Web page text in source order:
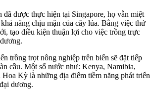
đã được thực hiện tại Singapore, họ vẫn miệt
năng chịu mặn của cây lúa. Bằng việc thử
tạo điều kiện thuận lợi cho việc trồng trực
trồng trọt nông nghiệp trên biển sẽ đặt tiếp
cầu. Một số nước như: Kenya, Namibia,
Kỳ là những địa điểm tiềm năng phát triển
dương.